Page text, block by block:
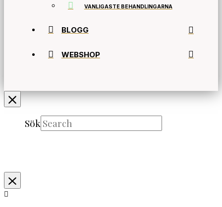
VANLIGASTE BEHANDLINGARNA
BLOGG
WEBSHOP
Sök